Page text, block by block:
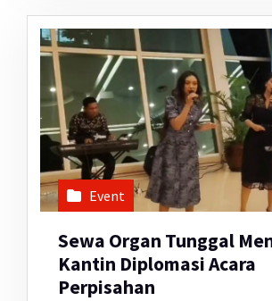
Event
Sewa Organ Tunggal
Kantin Diplomasi Acara
Perpisahan